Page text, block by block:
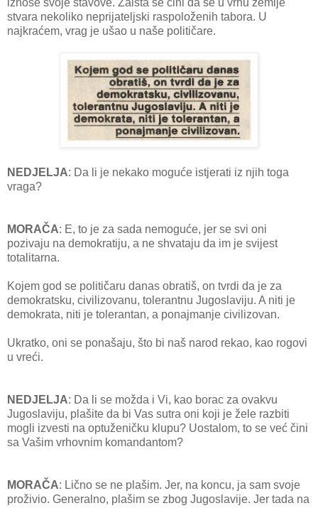
stvara nekoliko neprijateljski raspoloženih tabora. U
najkraćem, vrag je ušao u naše političare.
NEDJELJA: Da li je nekako moguće istjerati iz njih toga
vraga?
MORAČA: E, to je za sada nemoguće, jer se svi oni
pozivaju na demokratiju, a ne shvataju da im je svijest
totalitarna.
Kojem god se političaru danas obratiš, on tvrdi da je za
demokratsku, civilizovanu, tolerantnu Jugoslaviju. A niti je
demokrata, niti je tolerantan, a ponajmanje civilizovan.
Ukratko, oni se ponašaju, što bi naš narod rekao, kao rogovi
u vreći.
NEDJELJA: Da li se možda i Vi, kao borac za ovakvu
Jugoslaviju, plašite da bi Vas sutra oni koji je žele razbiti
mogli izvesti na optuženičku klupu? Uostalom, to se već čini
sa Vašim vrhovnim komandantom?
MORAČA: Lično se ne plašim. Jer, na koncu, ja sam svoje
proživio. Generalno, plašim se zbog Jugoslavije. Jer tada na